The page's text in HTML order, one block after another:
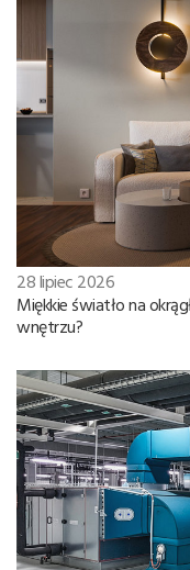
28 lipiec 2026
Miękkie światło na
wnętrzu?